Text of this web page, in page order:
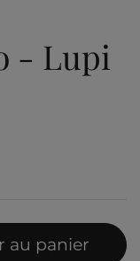
- Lupi
au panier